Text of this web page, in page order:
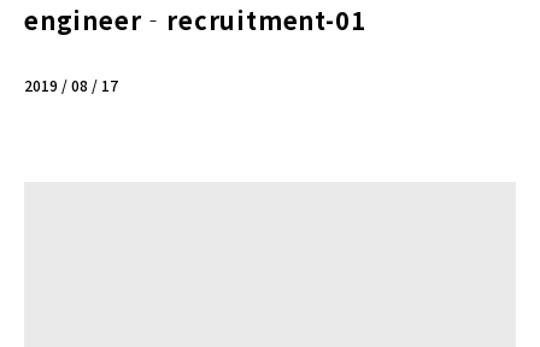
engineer‐recruitment-01
2019 / 08 / 17